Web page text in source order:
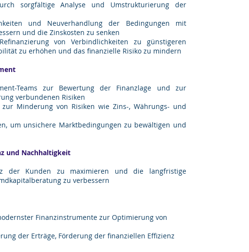
sorgfältige Analyse und Umstrukturierung der
und Neuverhandlung der Bedingungen mit
und die Zinskosten zu senken
von Verbindlichkeiten zu günstigeren
zu erhöhen und das finanzielle Risiko zu mindern
Teams zur Bewertung der Finanzlage und zur
verbundenen Risiken
Minderung von Risiken wie Zins-, Währungs- und
um unsichere Marktbedingungen zu bewältigen und
und Nachhaltigkeit
der Kunden zu maximieren und die langfristige
zu verbessern
Finanzinstrumente zur Optimierung von
der Erträge, Förderung der finanziellen Effizienz